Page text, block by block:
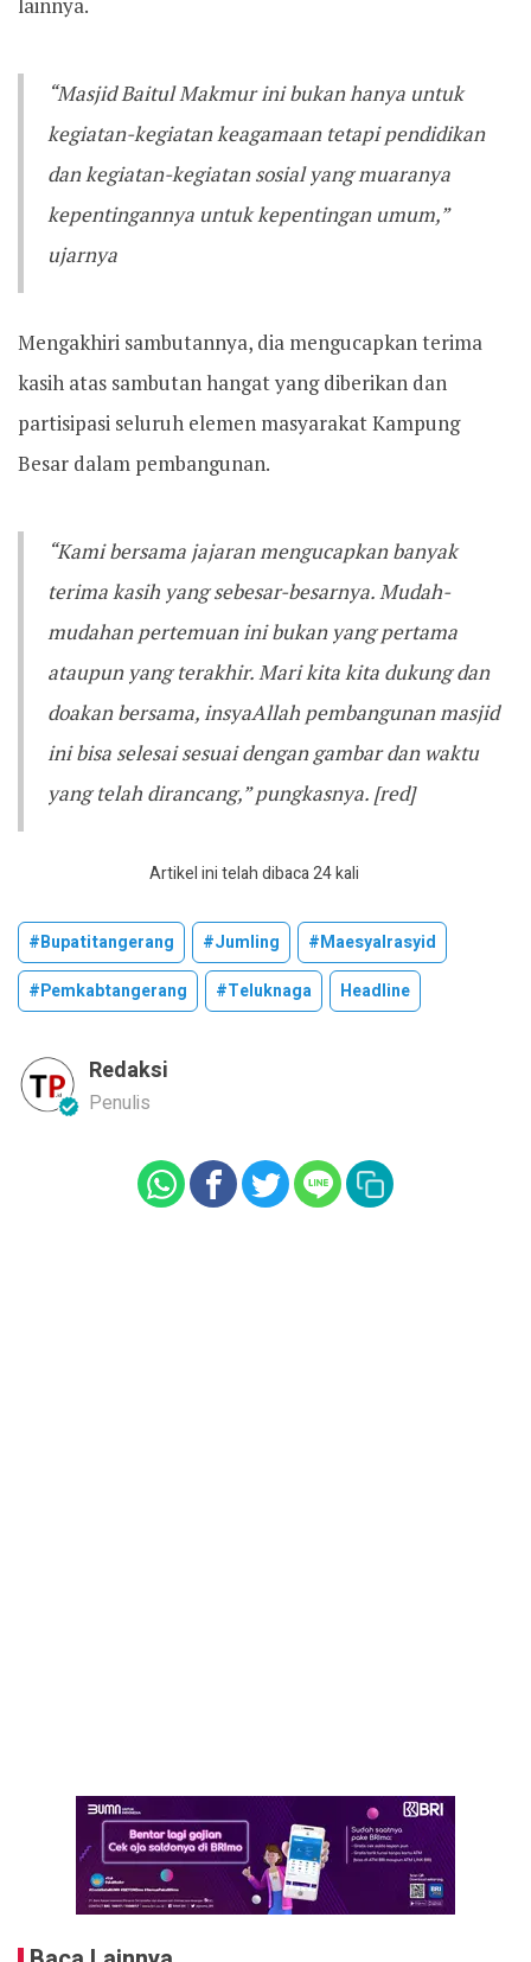
“Masjid Baitul Makmur ini bukan hanya untuk
kegiatan-kegiatan keagamaan tetapi pendidikan
dan kegiatan-kegiatan sosial yang muaranya
kepentingannya untuk kepentingan umum,”
ujarnya
Mengakhiri sambutannya, dia mengucapkan terima
kasih atas sambutan hangat yang diberikan dan
partisipasi seluruh elemen masyarakat Kampung
Besar dalam pembangunan.
“Kami bersama jajaran mengucapkan banyak
terima kasih yang sebesar-besarnya. Mudah-
mudahan pertemuan ini bukan yang pertama
ataupun yang terakhir. Mari kita kita dukung dan
doakan bersama, insyaAllah pembangunan masjid
ini bisa selesai sesuai dengan gambar dan waktu
yang telah dirancang,” pungkasnya. [red]
Artikel ini telah dibaca 24 kali
#bupatitangerang #jumling
#maesyalrasyid
#pemkabtangerang
#teluknaga Headline
Redaksi
Penulis